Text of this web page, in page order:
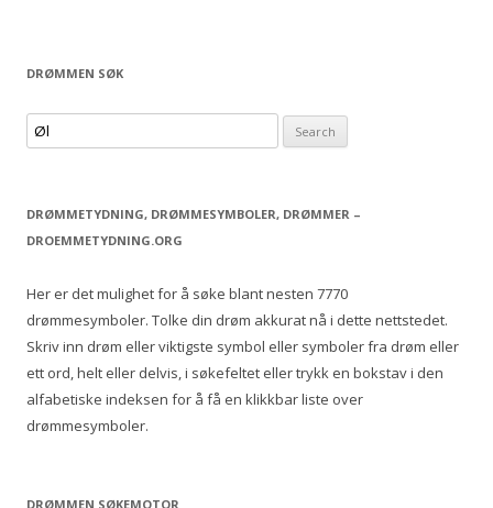
DRØMMEN SØK
S
e
r
c
f
o
r
DRØMMETYDNING, DRØMMESYMBOLER, DRØMMER –
DROEMMETYDNING.ORG
Her er det mulighet for å søke blant nesten 7770
drømmesymboler. Tolke din drøm akkurat nå i dette nettstedet.
Skriv inn drøm eller viktigste symbol eller symboler fra drøm eller
ett ord, helt eller delvis, i søkefeltet eller trykk en bokstav i den
alfabetiske indeksen for å få en klikkbar liste over
drømmesymboler.
DRØMMEN SØKEMOTOR